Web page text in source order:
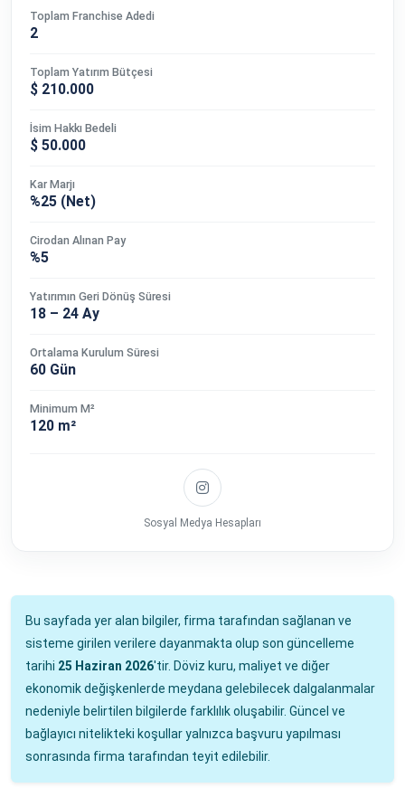
Toplam Franchise Adedi
2
Toplam Yatırım Bütçesi
$ 210.000
İsim Hakkı Bedeli
$ 50.000
Kar Marjı
%25 (Net)
Cirodan Alınan Pay
%5
Yatırımın Geri Dönüş Süresi
18 – 24 Ay
Ortalama Kurulum Süresi
60 Gün
Minimum M²
120 m²
Sosyal Medya Hesapları
Bu sayfada yer alan bilgiler, firma tarafından sağlanan ve
sisteme girilen verilere dayanmakta olup son güncelleme
tarihi 25 Haziran 2026'tir. Döviz kuru, maliyet ve diğer
ekonomik değişkenlerde meydana gelebilecek dalgalanmalar
nedeniyle belirtilen bilgilerde farklılık oluşabilir. Güncel ve
bağlayıcı nitelikteki koşullar yalnızca başvuru yapılması
sonrasında firma tarafından teyit edilebilir.